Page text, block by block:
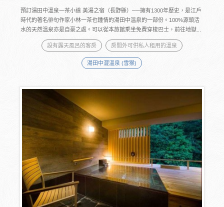
預訂湯田中溫泉一茶小道 美湯之宿（長野縣）──擁有1300年歷史，是江戶
時代的著名徘句作家小林一茶也鍾情的湯田中溫泉的一部份。100%源頭活
水的天然溫泉亦是自豪之處。可以從本旅館乘坐免費穿梭巴士，前往地獄...
設有露天風呂的客房 房間外可供私人租用的溫泉
湯田中澀溫泉 (雪猴)